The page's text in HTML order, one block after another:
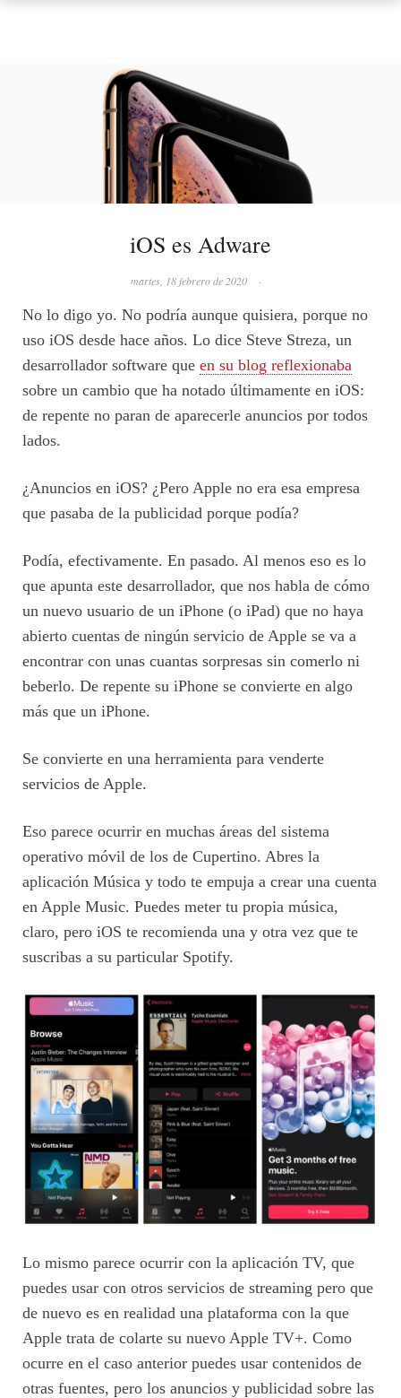
iOS es Adware
martes, 18 febrero de 2020 ·
No lo digo yo. No podría aunque quisiera, porque no
uso iOS desde hace años. Lo dice Steve Streza, un
desarrollador software que en su blog reflexionaba
sobre un cambio que ha notado últimamente en iOS:
de repente no paran de aparecerle anuncios por todos
lados.
¿Anuncios en iOS? ¿Pero Apple no era esa empresa
que pasaba de la publicidad porque podía?
Podía, efectivamente. En pasado. Al menos eso es lo
que apunta este desarrollador, que nos habla de cómo
un nuevo usuario de un iPhone (o iPad) que no haya
abierto cuentas de ningún servicio de Apple se va a
encontrar con unas cuantas sorpresas sin comerlo ni
beberlo. De repente su iPhone se convierte en algo
más que un iPhone.
Se convierte en una herramienta para venderte
servicios de Apple.
Eso parece ocurrir en muchas áreas del sistema
operativo móvil de los de Cupertino. Abres la
aplicación Música y todo te empuja a crear una cuenta
en Apple Music. Puedes meter tu propia música,
claro, pero iOS te recomienda una y otra vez que te
suscribas a su particular Spotify.
Lo mismo parece ocurrir con la aplicación TV, que
puedes usar con otros servicios de streaming pero que
de nuevo es en realidad una plataforma con la que
Apple trata de colarte su nuevo Apple TV+. Como
ocurre en el caso anterior puedes usar contenidos de
otras fuentes, pero los anuncios y publicidad sobre las